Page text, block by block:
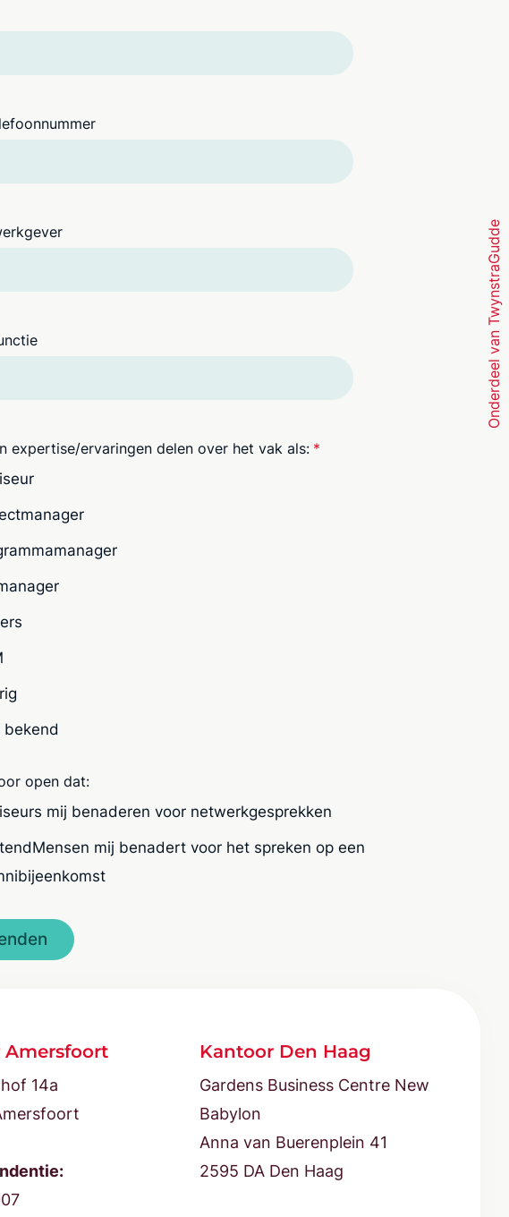
expertise/ervaringen delen over het vak als: *
bekend
open dat:
mij benaderen voor netwerkgesprekken
mij benadert voor het spreken op een
Amersfoort
14a
Kantoor Den Haag
Gardens Business Centre New
Babylon
Anna van Buerenplein 41
2595 DA Den Haag
Onderdeel van TwynstraGudde